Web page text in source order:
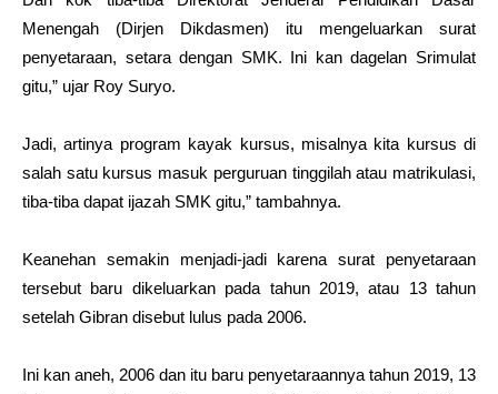
Menengah (Dirjen Dikdasmen) itu mengeluarkan surat
penyetaraan, setara dengan SMK. Ini kan dagelan Srimulat
gitu,” ujar Roy Suryo.
Jadi, artinya program kayak kursus, misalnya kita kursus di
salah satu kursus masuk perguruan tinggilah atau matrikulasi,
tiba-tiba dapat ijazah SMK gitu,” tambahnya.
Keanehan semakin menjadi-jadi karena surat penyetaraan
tersebut baru dikeluarkan pada tahun 2019, atau 13 tahun
setelah Gibran disebut lulus pada 2006.
Ini kan aneh, 2006 dan itu baru penyetaraannya tahun 2019, 13